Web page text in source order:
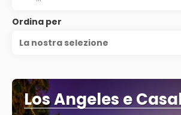
Ordina per
La nostra selezione
Los Angeles e